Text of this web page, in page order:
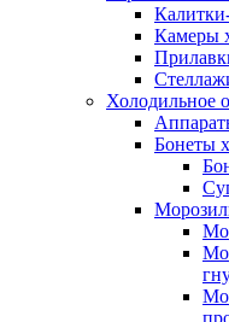
Камеры
Холодильное
Бонеты